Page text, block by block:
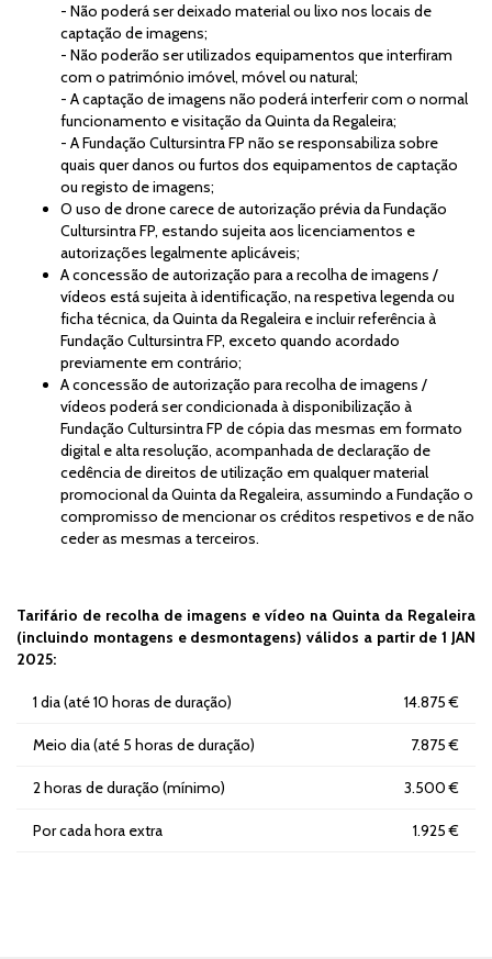
- Não poderá ser deixado material ou lixo nos locais de
captação de imagens;
- Não poderão ser utilizados equipamentos que interfiram
com o património imóvel, móvel ou natural;
- A captação de imagens não poderá interferir com o normal
funcionamento e visitação da Quinta da Regaleira;
- A Fundação Cultursintra FP não se responsabiliza sobre
quais quer danos ou furtos dos equipamentos de captação
ou registo de imagens;
O uso de drone carece de autorização prévia da Fundação
Cultursintra FP, estando sujeita aos licenciamentos e
autorizações legalmente aplicáveis;
A concessão de autorização para a recolha de imagens /
vídeos está sujeita à identificação, na respetiva legenda ou
ficha técnica, da Quinta da Regaleira e incluir referência à
Fundação Cultursintra FP, exceto quando acordado
previamente em contrário;
A concessão de autorização para recolha de imagens /
vídeos poderá ser condicionada à disponibilização à
Fundação Cultursintra FP de cópia das mesmas em formato
digital e alta resolução, acompanhada de declaração de
cedência de direitos de utilização em qualquer material
promocional da Quinta da Regaleira, assumindo a Fundação o
compromisso de mencionar os créditos respetivos e de não
ceder as mesmas a terceiros.
Tarifário de recolha de imagens e vídeo na Quinta da Regaleira
(incluindo montagens e desmontagens) válidos a partir de 1 JAN
2025:
1 dia (até 10 horas de duração) 14.875 €
Meio dia (até 5 horas de duração) 7.875 €
2 horas de duração (mínimo) 3.500 €
Por cada hora extra 1.925 €